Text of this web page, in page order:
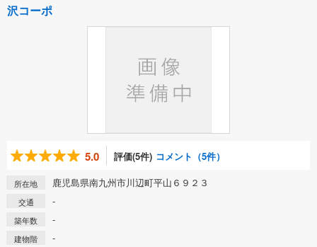
沢コーポ
5.0 評価(5件) コメント（5件）
所在地 鹿児島県南九州市川辺町平山６９２３
交通 -
築年数 -
建物階 -